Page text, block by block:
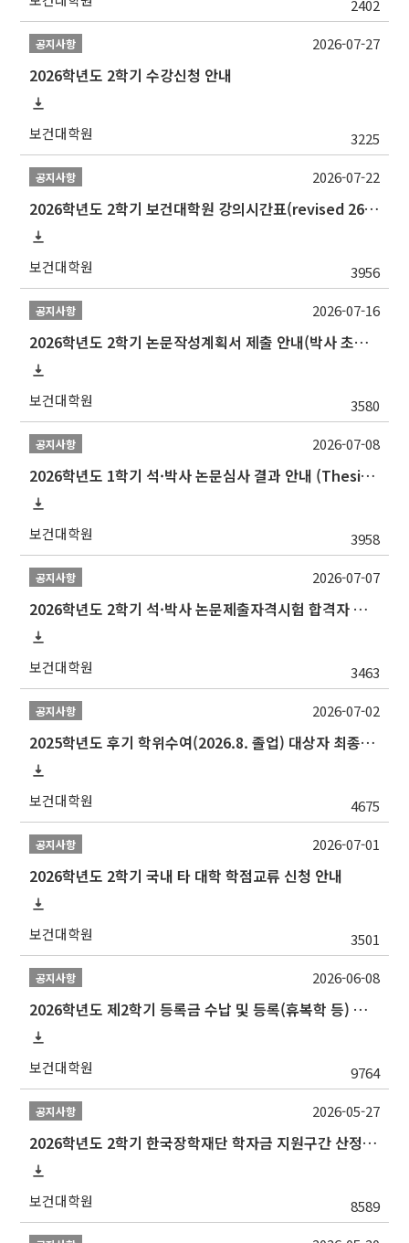
2402
공지사항
2026학년도 2학기 수강신청 안내
보건대학원 3225
2026-07-27
공지사항
2026학년도 2학기 보건대학원 강의시간표(revised 260803)(2026 2nd SEMESTER SNU GSPH TIMETABLE)
보건대학원 3956
2026-07-22
공지사항
2026학년도 2학기 논문작성계획서 제출 안내(박사 초심 일정 포함)_Thesis Proposal
보건대학원 3580
2026-07-16
공지사항
2026학년도 1학기 석·박사 논문심사 결과 안내 (Thesis Defense Result)
보건대학원 3958
2026-07-08
공지사항
2026학년도 2학기 석·박사 논문제출자격시험 합격자 공고(TSQ Exam Result)
보건대학원 3463
2026-07-07
공지사항
2025학년도 후기 학위수여(2026.8. 졸업) 대상자 최종인준 논문 제출 안내
보건대학원 4675
2026-07-02
공지사항
2026학년도 2학기 국내 타 대학 학점교류 신청 안내
보건대학원 3501
2026-07-01
공지사항
2026학년도 제2학기 등록금 수납 및 등록(휴복학 등) 일정 안내
보건대학원 9764
2026-06-08
공지사항
2026학년도 2학기 한국장학재단 학자금 지원구간 산정 신청 안내
보건대학원 8589
2026-05-27